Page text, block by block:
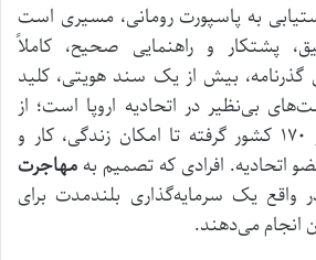
به پاسپورت رومانی، مسیری است
پشتکار و راهنمایی صحیح، کاملاً
بیش از یک سند هویتی، کلید
بی‌نظیر در اتحادیه اروپا است؛ از
آزادی سفر به بیش از ۱۷۰ کشور گرفته تا امکان زندگی، کار و
مهاجرت
واقع یک سرمایه‌گذاری بلندمدت برای
انجام می‌دهند.